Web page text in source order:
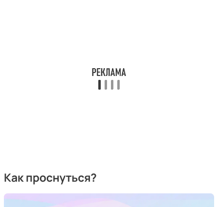
Как проснуться?